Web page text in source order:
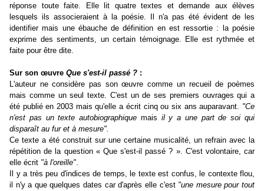
réponse toute faite. Elle lit quatre textes et demande aux élèves
lesquels ils associeraient à la poésie. Il n'a pas été évident de les
identifier mais une ébauche de définition en est ressortie : la poésie
exprime des sentiments, un certain témoignage. Elle est rythmée et
faite pour être dite.
Sur son œuvre Que s'est-il passé ? :
L'auteur ne considère pas son œuvre comme un recueil de poèmes
mais comme un seul texte. C'est un de ses premiers ouvrages qui a
été publié en 2003 mais qu'elle a écrit cinq ou six ans auparavant. "Ce
n'est pas un texte autobiographique mais il y a une part de soi qui
disparaît au fur et à mesure".
Ce texte a été construit sur une certaine musicalité, un refrain avec la
répétition de la question « Que s'est-il passé ? ». C'est volontaire, car
elle écrit "à l'oreille".
Il y a très peu d'indices de temps, le texte est confus, le contexte flou,
il n'y a que quelques dates car d'après elle c'est "une mesure pour tout